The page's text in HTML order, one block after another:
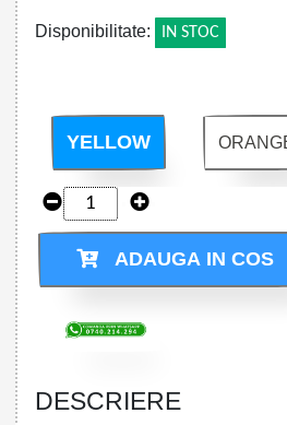
Disponibilitate: IN STOC
YELLOW
ADAUGA IN COS
DESCRIERE